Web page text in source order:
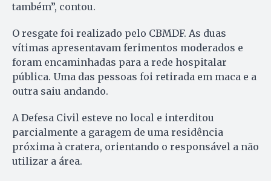
também”, contou.
O resgate foi realizado pelo CBMDF. As duas
vítimas apresentavam ferimentos moderados e
foram encaminhadas para a rede hospitalar
pública. Uma das pessoas foi retirada em maca e a
outra saiu andando.
A Defesa Civil esteve no local e interditou
parcialmente a garagem de uma residência
próxima à cratera, orientando o responsável a não
utilizar a área.